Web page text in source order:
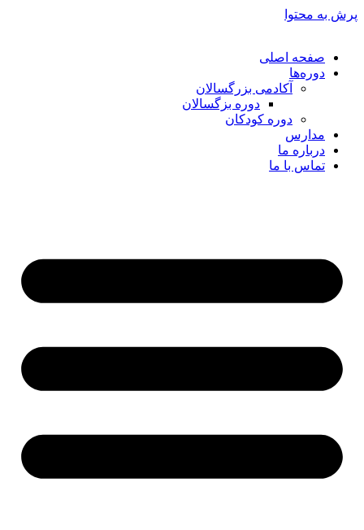
پرش به محتوا
صفحه اصلی
دوره‌ها
آکادمی بزرگسالان
دوره بزگسالان
دوره کودکان
مدارس
درباره ما
تماس با ما